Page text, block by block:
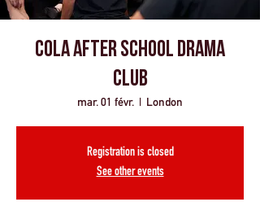
CoLA After school drama
club
mar. 01 févr.
  |
London
Registration is closed
See other events